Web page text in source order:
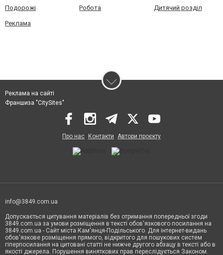
Подорожі Робота Дитячий розділ
Реклама
Реклама на сайті
Франшиза "CitySites"
Про нас Контакти Автори проєкту
info@3849.com.ua
Допускається цитування матеріалів без отримання попередньої згоди
3849.com.ua за умови розміщення в тексті обов'язкового посилання на
3849.com.ua - Сайт міста Кам'янця-Подільського. Для інтернет-видань
обов'язкове розміщення прямого, відкритого для пошукових систем
гіперпосилання на цитовані статті не нижче другого абзацу в тексті або в
якості джерела. Порушення виняткових прав переслідується Законом.